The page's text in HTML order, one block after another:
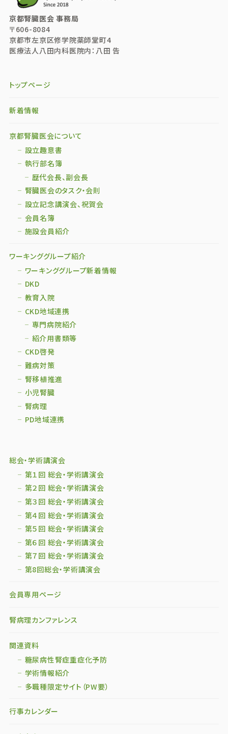
京都腎臓医会 事務局
〒606-8084
京都市左京区修学院薬師堂町4
医療法人八田内科医院内：八田 告
トップページ
新着情報
京都腎臓医会について
設立趣意書
執行部名簿
歴代会長、副会長
腎臓医会のタスク・会則
設立記念講演会、祝賀会
会員名簿
施設会員紹介
ワーキンググループ紹介
ワーキンググループ新着情報
DKD
教育入院
CKD地域連携
専門病院紹介
紹介用書類等
CKD啓発
難病対策
腎移植推進
小児腎臓
腎病理
PD地域連携
総会・学術講演会
第１回 総会・学術講演会
第２回 総会・学術講演会
第３回 総会・学術講演会
第４回 総会・学術講演会
第５回 総会・学術講演会
第６回 総会・学術講演会
第７回 総会・学術講演会
第8回総会・学術講演会
会員専用ページ
腎病理カンファレンス
関連資料
糖尿病性腎症重症化予防
学術情報紹介
多職種限定サイト（PW要）
行事カレンダー